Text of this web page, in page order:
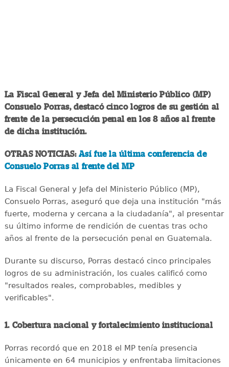
La Fiscal General y Jefa del Ministerio Público (MP)
Consuelo Porras, destacó cinco logros de su gestión al
frente de la persecución penal en los 8 años al frente
de dicha institución.
OTRAS NOTICIAS: Así fue la última conferencia de
Consuelo Porras al frente del MP
La Fiscal General y Jefa del Ministerio Público (MP),
Consuelo Porras, aseguró que deja una institución "más
fuerte, moderna y cercana a la ciudadanía", al presentar
su último informe de rendición de cuentas tras ocho
años al frente de la persecución penal en Guatemala.
Durante su discurso, Porras destacó cinco principales
logros de su administración, los cuales calificó como
"resultados reales, comprobables, medibles y
verificables".
1. Cobertura nacional y fortalecimiento institucional
Porras recordó que en 2018 el MP tenía presencia
únicamente en 64 municipios y enfrentaba limitaciones